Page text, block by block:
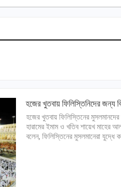
হজের খুতবায় ফিলিস্তিনিদের জন্য
হজের খুতবায় ফিলিস্তিনের
হারামের ইমাম ও খতিব শায়েখ মাহের
বলেন, ফিলিস্তিনের মুসলমানেরা যুদ্ধে